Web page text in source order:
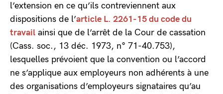
l’extension en ce qu’ils contreviennent aux
dispositions de l’article L. 2261-15 du code du
travail ainsi que de l’arrêt de la Cour de cassation
(Cass. soc., 13 déc. 1973, n° 71-40.753),
lesquelles prévoient que la convention ou l’accord
ne s’applique aux employeurs non adhérents à une
des organisations d’employeurs signataires qu’au